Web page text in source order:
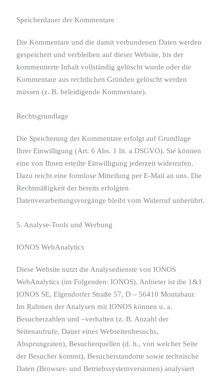
Speicherdauer der Kommentare
Die Kommentare und die damit verbundenen Daten werden
gespeichert und verbleiben auf dieser Website, bis der
kommentierte Inhalt vollständig gelöscht wurde oder die
Kommentare aus rechtlichen Gründen gelöscht werden
müssen (z. B. beleidigende Kommentare).
Rechtsgrundlage
Die Speicherung der Kommentare erfolgt auf Grundlage
Ihrer Einwilligung (Art. 6 Abs. 1 lit. a DSGVO). Sie können
eine von Ihnen erteilte Einwilligung jederzeit widerrufen.
Dazu reicht eine formlose Mitteilung per E-Mail an uns. Die
Rechtmäßigkeit der bereits erfolgten
Datenverarbeitungsvorgänge bleibt vom Widerruf unberührt.
5. Analyse-Tools und Werbung
IONOS WebAnalytics
Diese Website nutzt die Analysedienste von IONOS
WebAnalytics (im Folgenden: IONOS). Anbieter ist die 1&1
IONOS SE, Elgendorfer Straße 57, D – 56410 Montabaur.
Im Rahmen der Analysen mit IONOS können u. a.
Besucherzahlen und –verhalten (z. B. Anzahl der
Seitenaufrufe, Dauer eines Webseitenbesuchs,
Absprungraten), Besucherquellen (d. h., von welcher Seite
der Besucher kommt), Besucherstandorte sowie technische
Daten (Browser- und Betriebssystemversionen) analysiert